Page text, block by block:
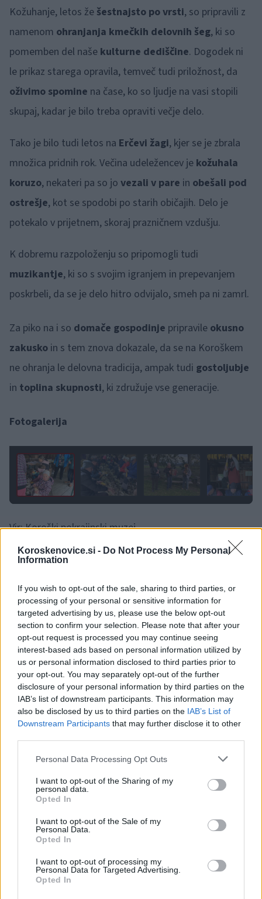
Koroskenovice.si - Do Not Process My Personal
Information
If you wish to opt-out of the sale, sharing to third parties, or
processing of your personal or sensitive information for
targeted advertising by us, please use the below opt-out
section to confirm your selection. Please note that after your
opt-out request is processed you may continue seeing
interest-based ads based on personal information utilized by
us or personal information disclosed to third parties prior to
your opt-out. You may separately opt-out of the further
disclosure of your personal information by third parties on the
IAB’s list of downstream participants. This information may
also be disclosed by us to third parties on the IAB’s List of
Downstream Participants that may further disclose it to other
Please note that this website/app uses one or more Google
not limited to your visit or usage behaviour. You may click to
grant or deny consent to Google and its third-party tags to
use your data for below specified purposes in below Google
consent section.
Personal Data Processing Opt Outs
I want to opt-out of the Sharing of my
personal data.
Opted In
I want to opt-out of the Sale of my
Personal Data.
Opted In
I want to opt-out of processing my
Personal Data for Targeted Advertising.
Opted In
Kožuhanje, letos že šestnajsto po vrsti, so pripravili z
namenom ohranjanja kmečkih delovnih šeg, ki so
pomemben del naše kulturne dediščine. Dogodek ni
le prikaz starega opravila, temveč tudi priložnost, da
oživimo spomine na čase, ko so ljudje na vasi stopili
skupaj, kadar je bilo treba opraviti večje delo.
Tako je bilo tudi letos na Erčevi žagi, kjer se je zbrala
množica pridnih rok. Večina udeležencev je kožuhala
koruzo, nekateri pa so jo vezali v pare in obešali pod
ostrešje, kot se spodobi po starih običajih. Delo je
potekalo v prijetnem, skoraj prazničnem vzdušju.
K dobremu razpoloženju so pripomogli tudi
muzikantje, ki so s svojim igranjem in prepevanjem
poskrbeli, da se je delo hitro odvijalo, smeh pa ni zamrl.
Za piko na i so domače gospodinje pripravile okusno
zakusko in s tem znova dokazale, da se na Koroškem
ne ohranja le delovna tradicija, ampak tudi gostoljubje
in toplina skupnosti, ki združuje vse generacije.
Fotogalerija
Vir: Koroški pokrajinski muzej
Opozorilo:Po 297. členu Kazenskega zakonika je
posameznik kazensko odgovoren za javno spodbujanje
sovraštva, nasilja ali nestrpnosti. Komentarji z žaljivimi,
rasističnimi, diskriminatornimi ali nezakonitimi vsebinami bodo
odstranjeni. Pravila komentiranja →
Failed to fetch
Kategorije: Novice Novice
jesen
ličkanje koruze